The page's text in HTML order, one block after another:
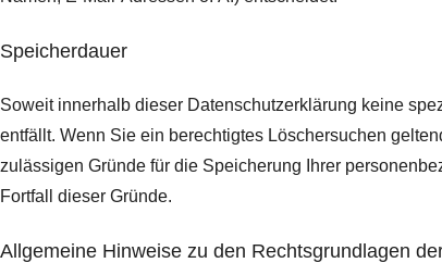
Speicherdauer
Soweit innerhalb dieser Datenschutzerklärung keine
entfällt. Wenn Sie ein berechtigtes Löschersuchen
zulässigen Gründe für die Speicherung Ihrer
Fortfall dieser Gründe.
Allgemeine Hinweise zu den Rechtsgrundlagen